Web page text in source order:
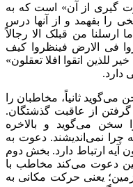
گیری از آن» است که به
را بفهمد و از آنها درس
ارسلنا من قبلک الا رجالاً
فی الارض فینظروا
کیف
خیر للذین اتقوا افلا تعقلون»
می‌گوید ثانیاً، مخاطبان را
از عاقبت گذشتگان.
سخن می‌گوید و بالاخره
نمی‌اندیشند. دعوت به
آیه ارتباط دارد. بخش دوم
دعوت می‌کند مخاطب با
یعنی حرکت مکانی به